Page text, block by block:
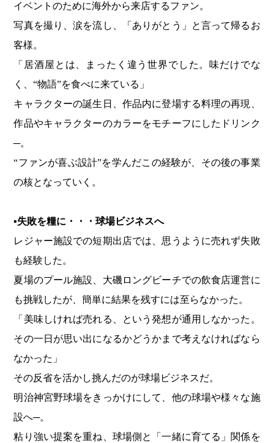
イベントのために海外から来店するファン。
写真を撮り、涙を流し、「ありがとう」と言って帰るお
客様。
「居酒屋とは、まったく違う世界でした。味だけでな
く、“物語”を食べに来ている」
キャラクターの誕生日、作品内に登場する料理の再現、
作品やキャラクターのカラーをモチーフにしたドリンク
─。
“ファンが喜ぶ設計”を学んだこの経験が、その後の事業
の核となっていく。
▪失敗を糧に・・・球場ビジネスへ
レジャー施設での短期出店では、思うように売れず失敗
も経験した。
夏場のプール施設、大磯ロングビーチでの飲食店運営に
も挑戦したが、簡単に結果を残すには至らなかった。
「美味しければ売れる、という発想が通用しなかった。
その一日が思い出になるかどうかまで考えなければなら
なかった」
その反省を活かし挑んだのが球場ビジネスだ。
明治神宮野球場をきっかけにして、他の球場や様々な施
設へ─。
粘り強い提案を重ね、球場側と「一緒に育てる」関係を